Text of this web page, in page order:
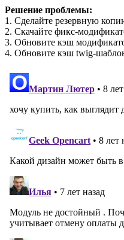
Решение проблемы:
1. Сделайте резервную
2. Скачайте фикс-
3. Обновите кэш
4. Обновите кэш twig-